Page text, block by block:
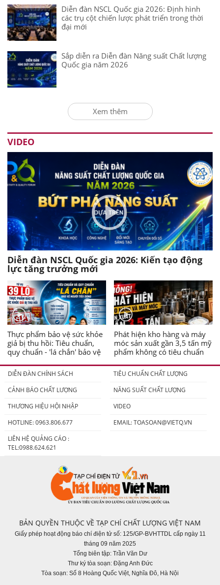
Diễn đàn NSCL Quốc gia 2026: Định hình
các trụ cột chiến lược phát triển trong thời
đại mới
Sắp diễn ra Diễn đàn Năng suất Chất lượng
Quốc gia năm 2026
Xem thêm
VIDEO
Diễn đàn NSCL Quốc gia 2026: Kiến tạo động
lực tăng trưởng mới
Thực phẩm bảo vệ sức khỏe
giả bị thu hồi: Tiêu chuẩn,
quy chuẩn - 'lá chắn' bảo vệ
Phát hiện kho hàng và máy
móc sản xuất gần 3,5 tấn mỹ
phẩm không có tiêu chuẩn
DIỄN ĐÀN CHÍNH SÁCH
TIÊU CHUẨN CHẤT LƯỢNG
CẢNH BÁO CHẤT LƯỢNG
NĂNG SUẤT CHẤT LƯỢNG
THƯƠNG HIỆU HỘI NHẬP
VIDEO
HOTLINE: 0963.806.677
EMAIL:TOASOAN@VIETQ.VN
LIÊN HỆ QUẢNG CÁO :
TEL:0988.624.621
BẢN QUYỀN THUỘC VỀ TẠP CHÍ CHẤT LƯỢNG VIỆT NAM
Giấy phép hoạt động báo chí điện tử số: 125/GP-BVHTTDL cấp ngày 11
tháng 09 năm 2025
Tổng biên tập: Trần Văn Dư
Thư ký tòa soạn: Đặng Anh Đức
Tòa soạn: Số 8 Hoàng Quốc Việt, Nghĩa Đô, Hà Nội